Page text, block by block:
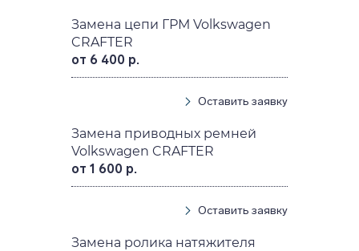
Замена цепи ГРМ Volkswagen
CRAFTER
от 6 400 р.
Оставить заявку
Замена приводных ремней
Volkswagen CRAFTER
от 1 600 р.
Оставить заявку
Замена ролика натяжителя